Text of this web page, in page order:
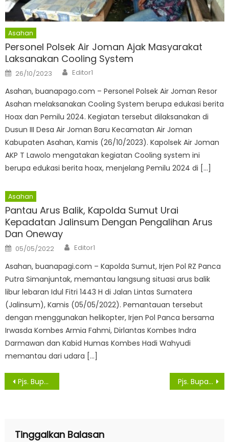
Asahan
Personel Polsek Air Joman Ajak Masyarakat
Laksanakan Cooling System
Posted
on
26/10/2023 Author
Editor1
Asahan, buanapago.com – Personel Polsek Air Joman Resor
Asahan melaksanakan Cooling System berupa edukasi berita
Hoax dan Pemilu 2024. Kegiatan tersebut dilaksanakan di
Dusun III Desa Air Joman Baru Kecamatan Air Joman
Kabupaten Asahan, Kamis (26/10/2023). Kapolsek Air Joman
AKP T Lawolo mengatakan kegiatan Cooling system ini
berupa edukasi berita hoax, menjelang Pemilu 2024 di […]
Asahan
Pantau Arus Balik, Kapolda Sumut Urai
Kepadatan Jalinsum Dengan Pengalihan Arus
Dan Oneway
Posted
on
05/05/2022 Author
Editor1
Asahan, buanapagi.com – Kapolda Sumut, Irjen Pol RZ Panca
Putra Simanjuntak, memantau langsung situasi arus balik
libur lebaran Idul Fitri 1443 H di Jalan Lintas Sumatera
(Jalinsum), Kamis (05/05/2022). Pemantauan tersebut
dengan menggunakan helikopter, Irjen Pol Panca bersama
Irwasda Kombes Armia Fahmi, Dirlantas Kombes Indra
Darmawan dan Kabid Humas Kombes Hadi Wahyudi
memantau dari udara […]
Navigasi
Pjs. Bupati Sergai Serahkan Bantuan Covid Dari Pemprovsu Untuk Rumah Ibadah Pjs. Bupati Sergai Kunjungi Kecamatan Tanjung Beringin
Tinggalkan Balasan